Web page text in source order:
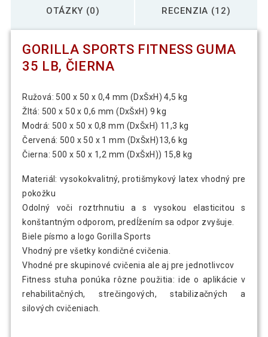
OTÁZKY (0) RECENZIA (12)
GORILLA SPORTS FITNESS GUMA
35 LB, ČIERNA
Ružová: 500 x 50 x 0,4 mm (DxŠxH) 4,5 kg
Žltá: 500 x 50 x 0,6 mm (DxŠxH) 9 kg
Modrá: 500 x 50 x 0,8 mm (DxŠxH) 11,3 kg
Červená: 500 x 50 x 1 mm (DxŠxH)13,6 kg
Čierna: 500 x 50 x 1,2 mm (DxŠxH)) 15,8 kg
Materiál: vysokokvalitný, protišmykový latex vhodný pre
pokožku
Odolný voči roztrhnutiu a s vysokou elasticitou s
konštantným odporom, predĺžením sa odpor zvyšuje.
Biele písmo a logo Gorilla Sports
Vhodný pre všetky kondičné cvičenia.
Vhodné pre skupinové cvičenia ale aj pre jednotlivcov
Fitness stuha ponúka rôzne použitia: ide o aplikácie v
rehabilitačných, strečingových, stabilizačných a
silových cvičeniach.